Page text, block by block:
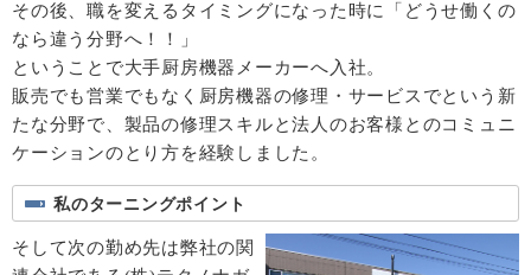
その後、職を変えるタイミングになった時に「どうせ働くの
なら違う分野へ！！」
ということで大手厨房機器メーカーへ入社。
販売でも営業でもなく厨房機器の修理・サービスでという新
たな分野で、製品の修理スキルと法人のお客様とのコミュニ
ケーションのとり方を経験しました。
私のターニングポイント
そして次の勤め先は弊社の関